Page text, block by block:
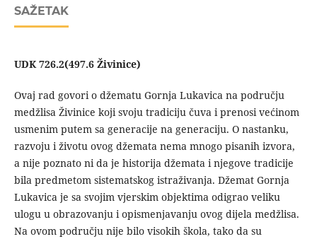
SAŽETAK
UDK 726.2(497.6 Živinice)
Ovaj rad govori o džematu Gornja Lukavica na području
medžlisa Živinice koji svoju tradiciju čuva i prenosi većinom
usmenim putem sa generacije na generaciju. O nastanku,
razvoju i životu ovog džemata nema mnogo pisanih izvora,
a nije poznato ni da je historija džemata i njegove tradicije
bila predmetom sistematskog istraživanja. Džemat Gornja
Lukavica je sa svojim vjerskim objektima odigrao veliku
ulogu u obrazovanju i opismenjavanju ovog dijela medžlisa.
Na ovom području nije bilo visokih škola, tako da su